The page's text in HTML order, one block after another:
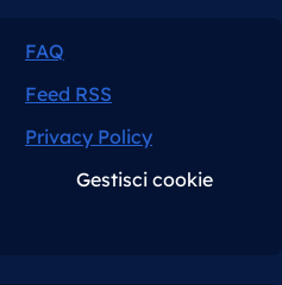
FAQ
Feed RSS
Privacy Policy
Gestisci cookie